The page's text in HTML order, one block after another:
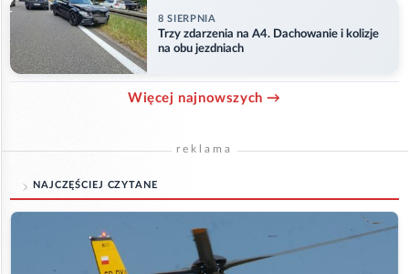
8 SIERPNIA
Trzy zdarzenia na A4. Dachowanie i kolizje
na obu jezdniach
Więcej najnowszych →
reklama
NAJCZĘŚCIEJ CZYTANE